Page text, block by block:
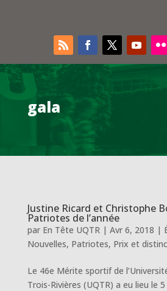
gala
Justine Ricard et Christophe
Patriotes de l’année
par En Tête UQTR| Avr 6, 2018 |
Nouvelles, Patriotes, Prix et
Le 46e Mérite sportif de
Trois-Rivières (UQTR) a eu lieu le